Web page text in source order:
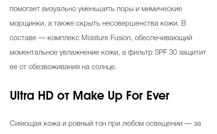
помогает визуально уменьшить поры и мимические
морщинки, а также скрыть несовершенства кожи. В
составе — комплекс Moisture Fusion, обеспечивающий
моментальное увлажнение кожи, а фильтр SPF 30 защитит
ее от обезвоживания на солнце.
Ultra HD от Make Up For Ever
Сияющая кожа и ровный тон при любом освещении — за